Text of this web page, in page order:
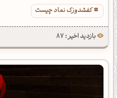
کفشدوزک نماد چیست
بازدید اخیر : 87